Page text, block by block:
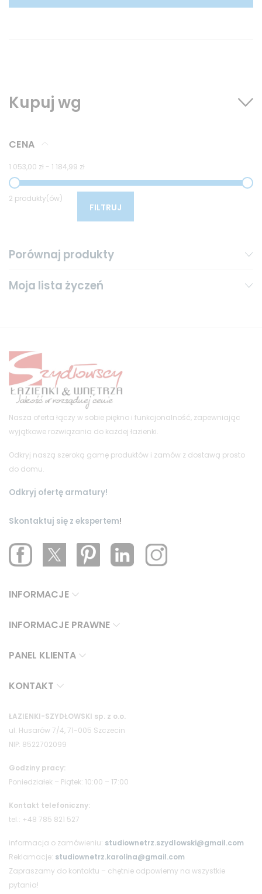
Kupuj wg
CENA
1 053,00 zł - 1 184,99 zł
2 produkty(ów)
FILTRUJ
Porównaj produkty
Moja lista życzeń
Nasza oferta łączy w sobie piękno i funkcjonalność, zapewniając
wyjątkowe rozwiązania do każdej łazienki.
Odkryj naszą szeroką gamę produktów i zamów z dostawą prosto
do domu.
Odkryj ofertę armatury!
Skontaktuj się z ekspertem!
INFORMACJE
INFORMACJE PRAWNE
PANEL KLIENTA
KONTAKT
ŁAZIENKI-SZYDŁOWSKI sp. z o.o.
ul. Husarów 7/4, 71-005 Szczecin
NIP: 8522702099
Godziny pracy:
Poniedziałek – Piątek: 10:00 – 17:00
Kontakt telefoniczny:
tel.: +48 785 821 527
informacja o zamówieniu: studiownetrz.szydlowski@gmail.com
Reklamacje: studiownetrz.karolina@gmail.com
Zapraszamy do kontaktu – chętnie odpowiemy na wszystkie
pytania!